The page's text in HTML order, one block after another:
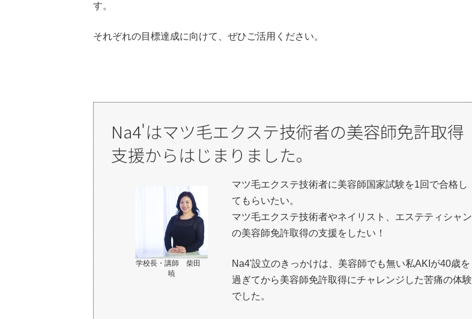
す。
それぞれの目標達成に向けて、ぜひご活用ください。
Na4'はマツ毛エクステ技術者の美容師免許取得
支援からはじまりました。
学校長・講師 柴田
暁
マツ毛エクステ技術者に美容師国家試験を1回で合格し
てもらいたい。
マツ毛エクステ技術者やネイリスト、エステティシャン
の美容師免許取得の支援をしたい！
Na4'設立のきっかけは、美容師でも無い私AKIが40歳を
過ぎてから美容師免許取得にチャレンジした苦痛の体験
でした。